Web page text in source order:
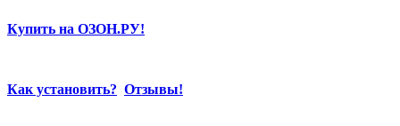
Купить на ОЗОН.РУ!
Как установить? Отзывы!